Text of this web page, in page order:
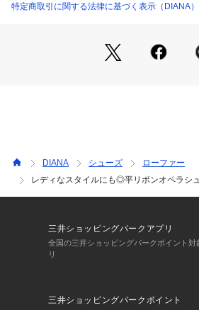
特定商取引に関する法律に基づく表示（DIANA）
DIANA シューズ
ローファー
レディなスタイルにも◎平リボンオペラシ
三井ショッピングパークアプリ
全国の三井ショッピングパークポイント
リ
三井ショッピングパークポイント